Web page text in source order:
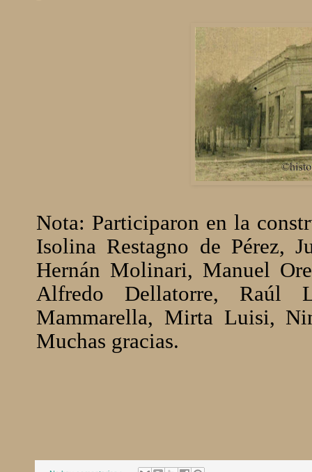
Nota: Participaron en la
Isolina Restagno de Pérez,
Hernán Molinari, Manuel
Alfredo Dellatorre, Raúl
Mammarella, Mirta Luisi,
Muchas gracias.